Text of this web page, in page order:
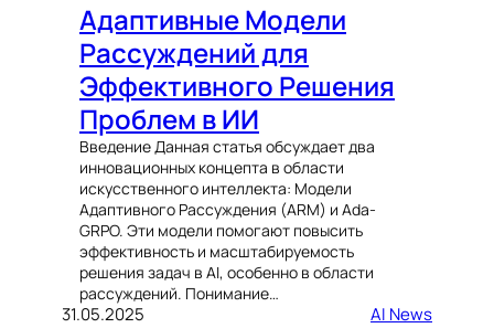
Адаптивные Модели
Рассуждений для
Эффективного Решения
Проблем в ИИ
Введение Данная статья обсуждает два
инновационных концепта в области
искусственного интеллекта: Модели
Адаптивного Рассуждения (ARM) и Ada-
GRPO. Эти модели помогают повысить
эффективность и масштабируемость
решения задач в AI, особенно в области
рассуждений. Понимание…
31.05.2025 AI News